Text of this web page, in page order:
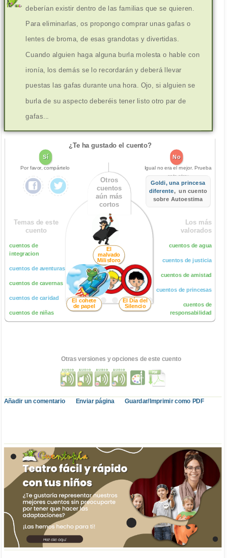
deberían existir dentro de las familias que se quieren.
Para eliminarlas, os propongo comprar unas gafas o
lentes de broma, de esas grandotas y divertidas.
Cuando alguien haga alguna burla molesta o hable con
ironía, los demás se lo recordarán y deberá llevar
puestas las gafas durante una hora. Ojo, si alguien se
burla de su aspecto deberéis tener listo otro par de
gafas...
¿Te ha gustado el cuento?
Sí
Por favor, compártelo
No
Igual no era el mejor. Prueba
este otro:
Goldi, una princesa
diferente, un cuento
sobre Autoestima
Temas de este
cuento
cuentos de
integracion
cuentos de aventuras
cuentos de cavernas
cuentos de caridad
cuentos de niñas
Otros
cuentos
aún más
cortos
El
malvado
Milisforo
El Día del
Silencio
El cohete
de papel
Los más
valorados
cuentos de agua
cuentos de justicia
cuentos de amistad
cuentos de princesas
cuentos de
responsabilidad
Otras versiones y opciones de este cuento
Añadir un comentario Enviar página Guardar/Imprimir como PDF